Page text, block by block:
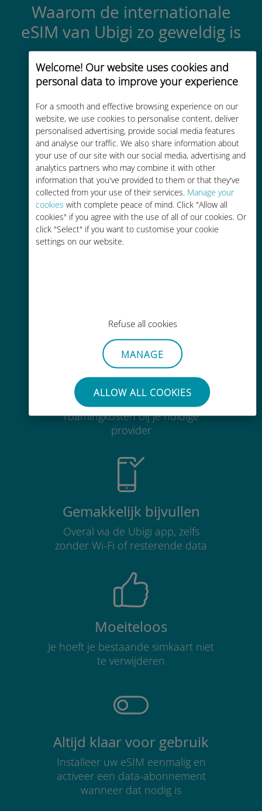
Welcome! Our website uses cookies and
personal data to improve your experience
For a smooth and effective browsing experience on our
website, we use cookies to personalise content, deliver
personalised advertising, provide social media features
and analyse our traffic. We also share information about
your use of our site with our social media, advertising and
analytics partners who may combine it with other
information that you've provided to them or that they've
collected from your use of their services. Manage your
cookies with complete peace of mind. Click "Allow all
cookies" if you agree with the use of all of our cookies. Or
click "Select" if you want to customise your cookie
settings on our website.
Refuse all cookies
MANAGE
ALLOW ALL COOKIES
Waarom de internationale
eSIM van Ubigi zo geweldig is
Directe activering
Ontvang binnen enkele minuten
een QR-code via e-mail en scan
deze
Kosteneffectief
Tot 90% goedkoper dan
roamingkosten bij je huidige
provider
Gemakkelijk bijvullen
Overal via de Ubigi app, zelfs
zonder Wi-Fi of resterende data
Moeiteloos
Je hoeft je bestaande simkaart niet
te verwijderen
Altijd klaar voor gebruik
Installeer uw eSIM eenmalig en
activeer een data-abonnement
wanneer dat nodig is